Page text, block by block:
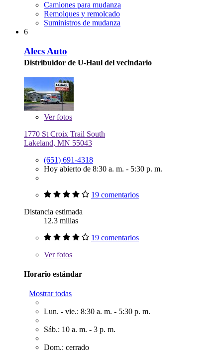
Camiones para mudanza
Remolques y remolcado
Suministros de mudanza
6
Alecs Auto
Distribuidor de U-Haul del vecindario
Verfotos
1770 St Croix Trail South
Lakeland, MN 55043
(651) 691-4318
Hoy abierto de 8:30 a. m. - 5:30 p. m.
19 comentarios
Distancia estimada
12.3 millas
19 comentarios
Verfotos
Horario estándar
Mostrar todas
Lun. - vie.: 8:30 a. m. - 5:30 p. m.
Sáb.: 10 a. m. - 3 p. m.
Dom.: cerrado